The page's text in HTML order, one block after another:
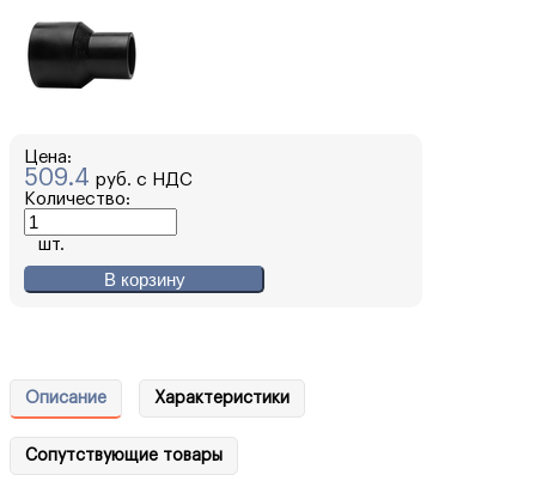
Цена:
509.4 руб. с НДС
Количество:
шт.
В корзину
Описание Характеристики
Сопутствующие товары